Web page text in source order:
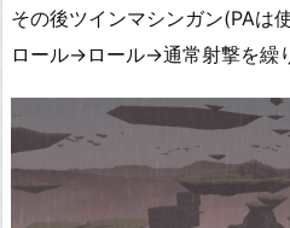
その後ツインマシンガン(PAは
ロール→ロール→通常射撃を繰